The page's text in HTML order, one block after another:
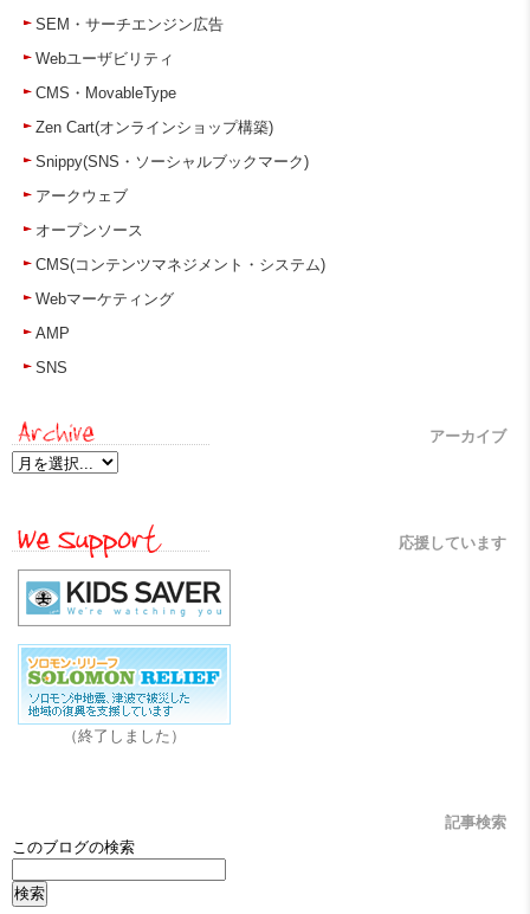
SEM・サーチエンジン広告
Webユーザビリティ
CMS・MovableType
Zen Cart(オンラインショップ構築)
Snippy(SNS・ソーシャルブックマーク)
アークウェブ
オープンソース
CMS(コンテンツマネジメント・システム)
Webマーケティング
AMP
SNS
アーカイブ
応援しています
（終了しました）
記事検索
このブログの検索